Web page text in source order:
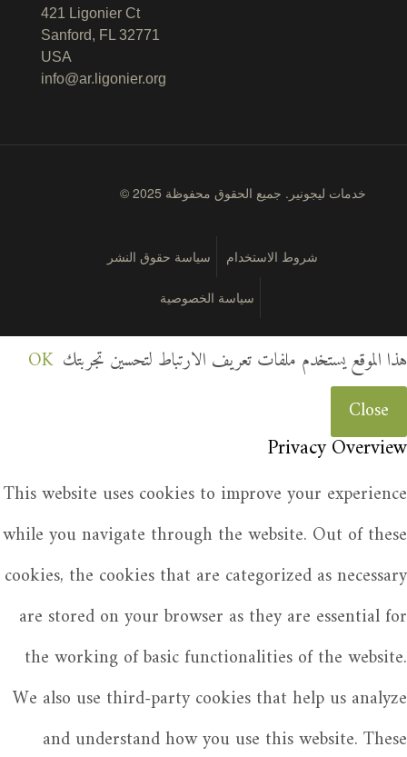
421 Ligonier Ct
Sanford, FL 32771
USA
info@ar.ligonier.org
© 2025 خدمات ليجونير. جميع الحقوق محفوظة
شروط الاستخدام سياسة حقوق النشر
سياسة الخصوصية
هذا الموقع يستخدم ملفات تعريف الارتباط لتحسين تجربتك OK
Close
Privacy Overview
This website uses cookies to improve your experience
while you navigate through the website. Out of these
cookies, the cookies that are categorized as necessary
are stored on your browser as they are essential for
the working of basic functionalities of the website.
We also use third-party cookies that help us analyze
and understand how you use this website. These